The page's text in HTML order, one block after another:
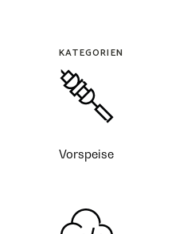
KATEGORIEN
Vorspeise